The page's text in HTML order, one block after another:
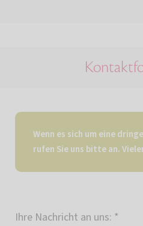
Wenn es sich um eine
rufen Sie uns bitte an.
Ihre Nachricht an uns: *